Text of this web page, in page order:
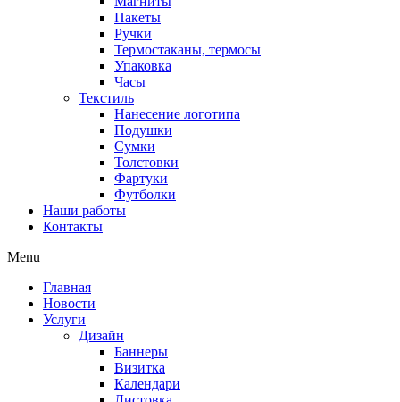
Пакеты
Ручки
Термостаканы, термосы
Упаковка
Часы
Текстиль
Нанесение логотипа
Подушки
Сумки
Толстовки
Фартуки
Футболки
Наши работы
Контакты
Menu
Главная
Новости
Услуги
Дизайн
Баннеры
Визитка
Календари